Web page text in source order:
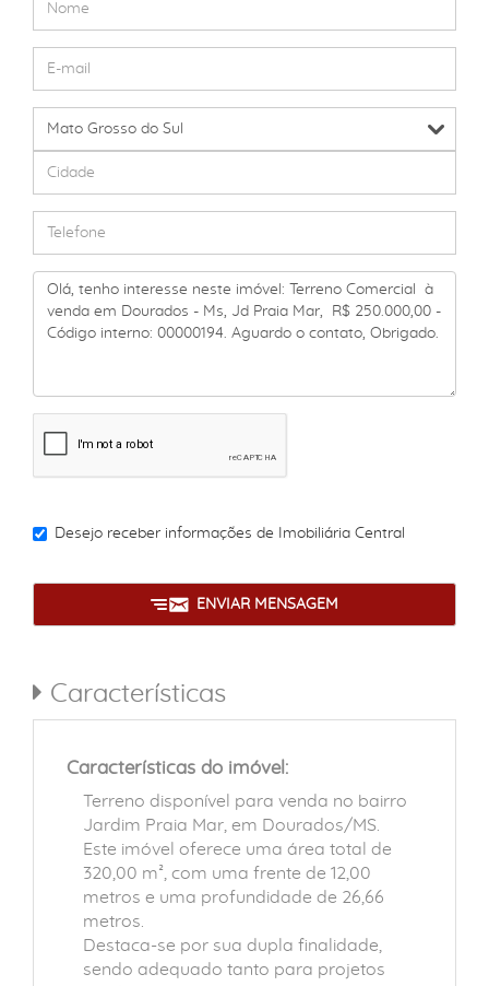
Desejo receber informações de Imobiliária Central
ENVIAR MENSAGEM
Características
Características do imóvel:
Terreno disponível para venda no bairro
Jardim Praia Mar, em Dourados/MS.
Este imóvel oferece uma área total de
320,00 m², com uma frente de 12,00
metros e uma profundidade de 26,66
metros.
Destaca-se por sua dupla finalidade,
sendo adequado tanto para projetos